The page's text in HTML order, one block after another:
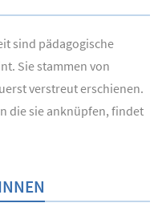
sind pädagogische
Sie stammen von
verstreut erschienen.
die sie anknüpfen, findet